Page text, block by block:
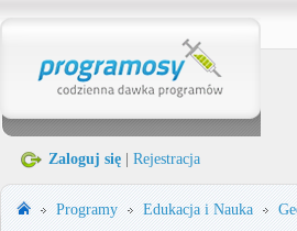
Zaloguj się Rejestracja
Programy Edukacja i Nauka